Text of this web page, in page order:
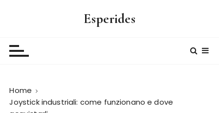
Esperides
Home
Joystick industriali: come funzionano e dove